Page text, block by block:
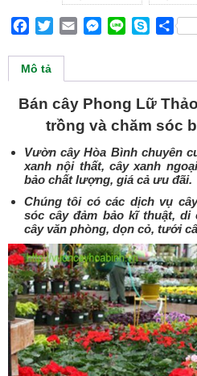
Facebook
TwitterEmailMessenger
Line Skype
Mô tả
Bán cây Phong Lữ
trồng và chăm sóc
Vườn cây Hòa Bình chuyên
xanh nội thất, cây xanh
bảo chất lượng, giá cả ưu đãi.
Chúng tôi có các dịch vụ
sóc cây đảm bảo kĩ thuật, di
cây văn phòng, dọn cỏ, tưới